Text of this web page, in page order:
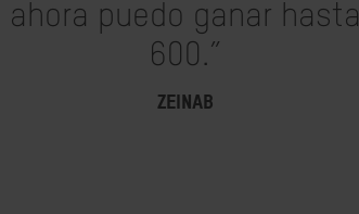
ahora puedo ganar hasta
600.”
ZEINAB